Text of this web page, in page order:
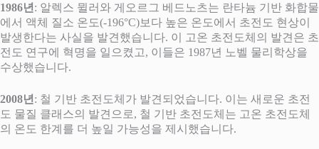
1986년 : 알렉스 뮐러와 게오르그 베드노츠는 란타늄 기반 화합물
에서 액체 질소 온도(-196°C)보다 높은 온도에서 초전도 현상이
발생한다는 사실을 발견했습니다. 이 고온 초전도체의 발견은 초
전도 연구에 혁명을 일으켰고, 이들은 1987년 노벨 물리학상을
수상했습니다.
2008년 : 철 기반 초전도체가 발견되었습니다. 이는 새로운 초전
도 물질 클래스의 발견으로, 철 기반 초전도체는 고온 초전도체
의 온도 한계를 더 높일 가능성을 제시했습니다.